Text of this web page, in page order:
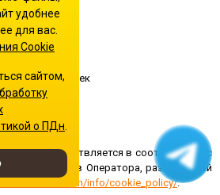
для:
настроек
файлов осуществляется в соответствии с
cookie-файлов Оператора, размещенной
info/cookie_policy/.
удобнее
для вас.
Сookie
сайтом,
о ПДн